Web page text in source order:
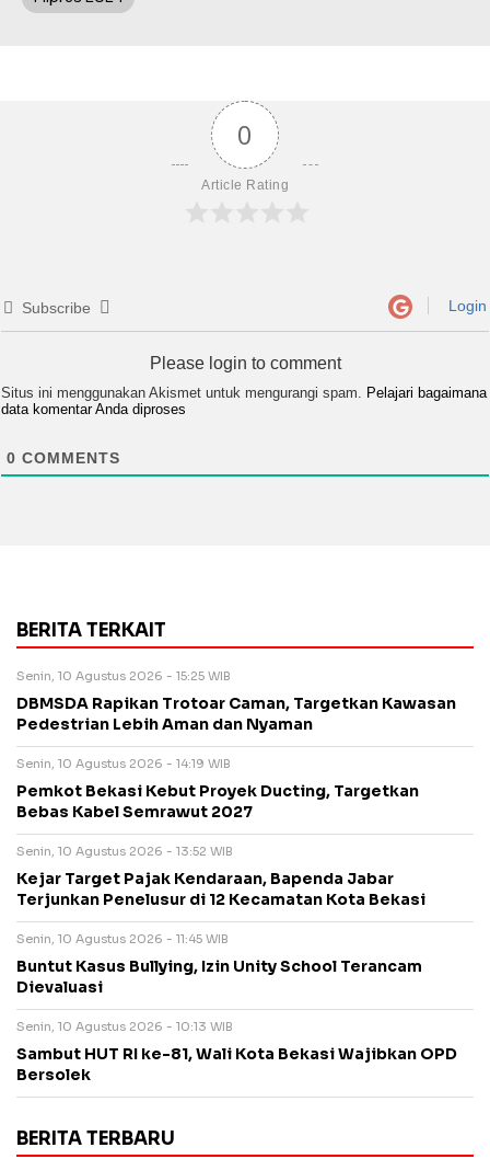
0
Article Rating
Subscribe Login
Please login to comment
Situs ini menggunakan Akismet untuk mengurangi spam. Pelajari bagaimana
data komentar Anda diproses
0 COMMENTS
BERITA TERKAIT
Senin, 10 Agustus 2026 - 15:25 WIB
DBMSDA Rapikan Trotoar Caman, Targetkan Kawasan
Pedestrian Lebih Aman dan Nyaman
Senin, 10 Agustus 2026 - 14:19 WIB
Pemkot Bekasi Kebut Proyek Ducting, Targetkan
Bebas Kabel Semrawut 2027
Senin, 10 Agustus 2026 - 13:52 WIB
Kejar Target Pajak Kendaraan, Bapenda Jabar
Terjunkan Penelusur di 12 Kecamatan Kota Bekasi
Senin, 10 Agustus 2026 - 11:45 WIB
Buntut Kasus Bullying, Izin Unity School Terancam
Dievaluasi
Senin, 10 Agustus 2026 - 10:13 WIB
Sambut HUT RI ke-81, Wali Kota Bekasi Wajibkan OPD
Bersolek
BERITA TERBARU